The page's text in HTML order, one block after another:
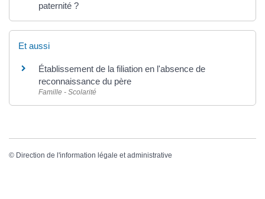
paternité ?
Et aussi
Établissement de la filiation en l'absence de
reconnaissance du père
Famille - Scolarité
© Direction de l'information légale et administrative